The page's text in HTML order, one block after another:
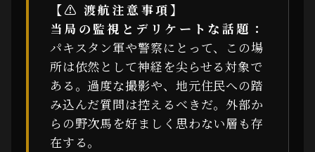
【⚠ 渡航注意事項】
当局の監視とデリケートな話題：
パキスタン軍や警察にとって、この場
所は依然として神経を尖らせる対象で
ある。過度な撮影や、地元住民への踏
み込んだ質問は控えるべきだ。外部か
らの野次馬を好ましく思わない層も存
在する。